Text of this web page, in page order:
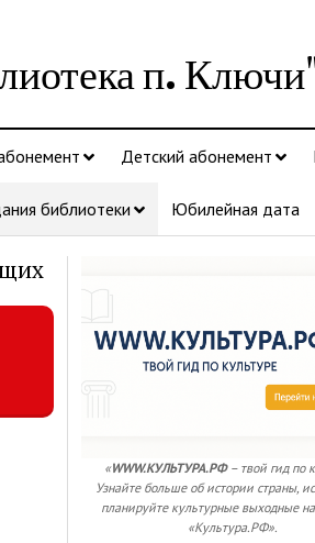
п.
Детский абонемент
библиотеки Юбилейная дата
«WWW.КУЛЬТУРА.РФ– твой гид по
Узнайте больше об истории страны,
планируйте культурные выходные
«Культура.РФ».